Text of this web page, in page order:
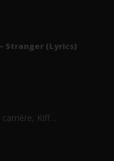
Stranger (Lyrics)
carrière, Kiff…